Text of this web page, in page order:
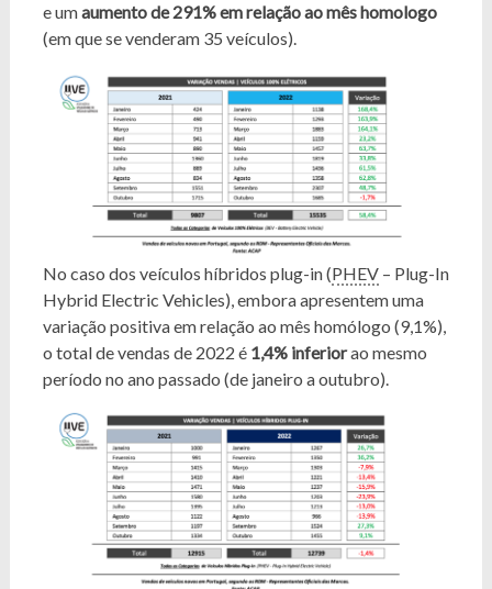
e umaumento de 291% em relação ao mês homologo
(em que se venderam 35 veículos).
No caso dos veículos híbridos plug-in (PHEV– Plug-In
Hybrid Electric Vehicles), embora apresentem uma
variação positiva em relação ao mês homólogo (9,1%),
o total de vendas de 2022 é 1,4% inferiorao mesmo
período no ano passado (de janeiro a outubro).